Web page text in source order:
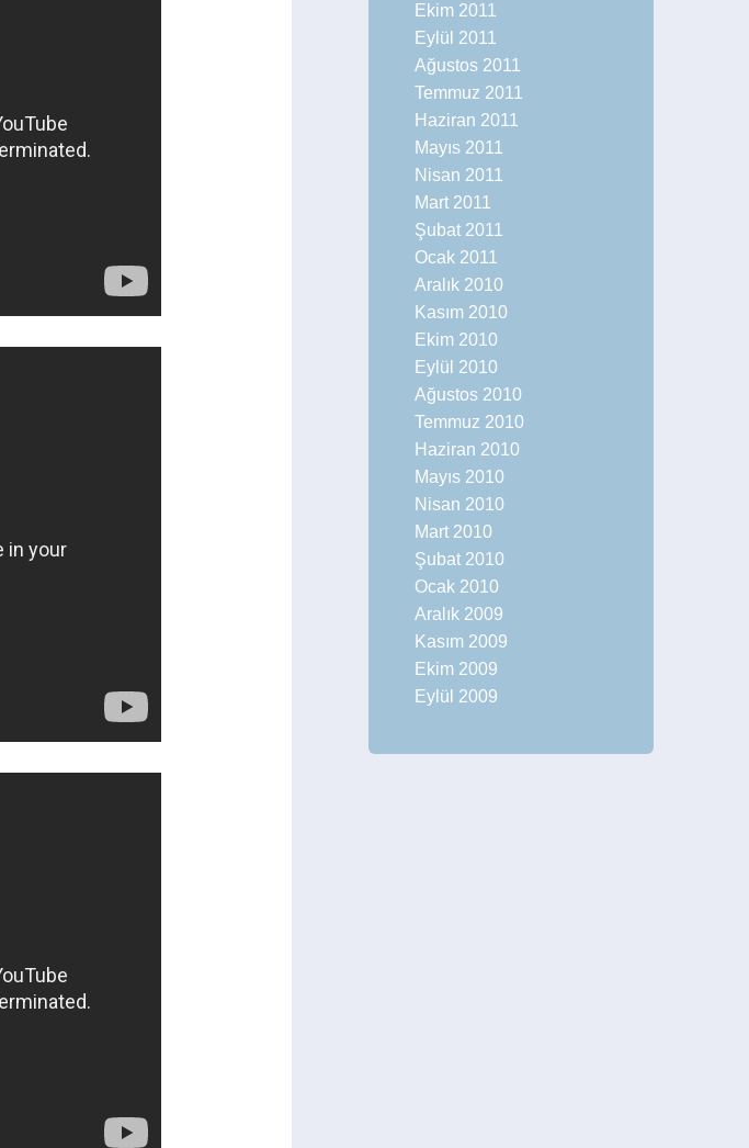
Ekim 2011
Eylül 2011
Ağustos 2011
Temmuz 2011
Haziran 2011
Mayıs 2011
Nisan 2011
Mart 2011
Şubat 2011
Ocak 2011
Aralık 2010
Kasım 2010
Ekim 2010
Eylül 2010
Ağustos 2010
Temmuz 2010
Haziran 2010
Mayıs 2010
Nisan 2010
Mart 2010
Şubat 2010
Ocak 2010
Aralık 2009
Kasım 2009
Ekim 2009
Eylül 2009